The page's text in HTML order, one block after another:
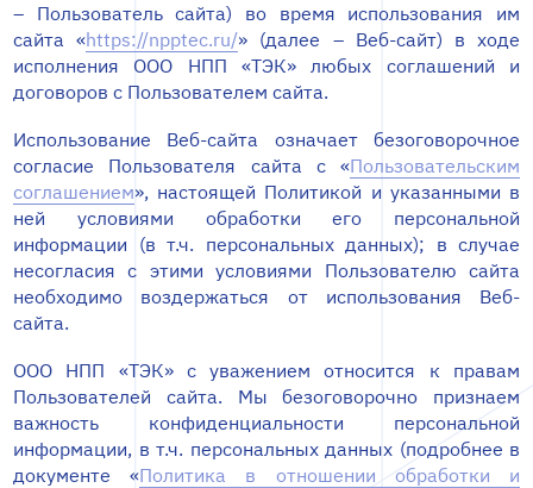
– Пользователь сайта) во время использования им
сайта «https://npptec.ru/» (далее – Веб-сайт) в ходе
исполнения ООО НПП «ТЭК» любых соглашений и
договоров с Пользователем сайта.
Использование Веб-сайта означает безоговорочное
согласие Пользователя сайта с «Пользовательским
соглашением», настоящей Политикой и указанными в
ней условиями обработки его персональной
информации (в т.ч. персональных данных); в случае
несогласия с этими условиями Пользователю сайта
необходимо воздержаться от использования Веб-
сайта.
ООО НПП «ТЭК» с уважением относится к правам
Пользователей сайта. Мы безоговорочно признаем
важность конфиденциальности персональной
информации, в т.ч. персональных данных (подробнее в
документе «Политика в отношении обработки и